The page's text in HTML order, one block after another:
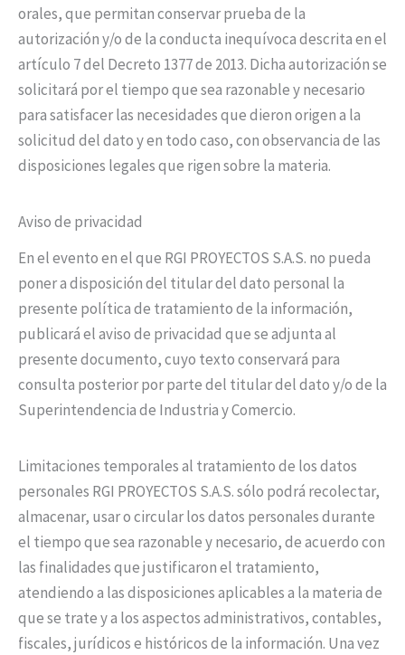
orales, que permitan conservar prueba de la
autorización y/o de la conducta inequívoca descrita en el
artículo 7 del Decreto 1377 de 2013. Dicha autorización se
solicitará por el tiempo que sea razonable y necesario
para satisfacer las necesidades que dieron origen a la
solicitud del dato y en todo caso, con observancia de las
disposiciones legales que rigen sobre la materia.
Aviso de privacidad
En el evento en el que RGI PROYECTOS S.A.S. no pueda
poner a disposición del titular del dato personal la
presente política de tratamiento de la información,
publicará el aviso de privacidad que se adjunta al
presente documento, cuyo texto conservará para
consulta posterior por parte del titular del dato y/o de la
Superintendencia de Industria y Comercio.
Limitaciones temporales al tratamiento de los datos
personales RGI PROYECTOS S.A.S. sólo podrá recolectar,
almacenar, usar o circular los datos personales durante
el tiempo que sea razonable y necesario, de acuerdo con
las finalidades que justificaron el tratamiento,
atendiendo a las disposiciones aplicables a la materia de
que se trate y a los aspectos administrativos, contables,
fiscales, jurídicos e históricos de la información. Una vez